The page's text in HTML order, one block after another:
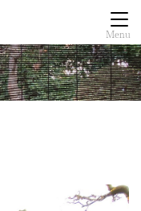
Menu